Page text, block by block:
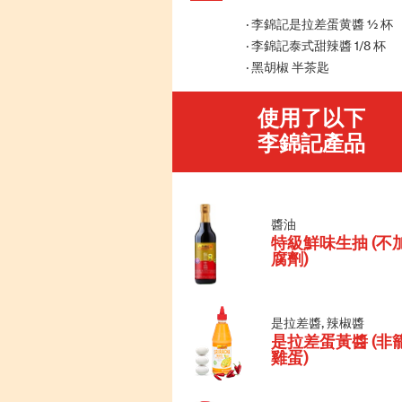
李錦記是拉差蛋黄醬 ½ 杯
李錦記泰式甜辣醬 1/8 杯
黑胡椒 半茶匙
使用了以下
李錦記產品
醬油
特級鮮味生抽 (不
腐劑)
是拉差醬, 辣椒醬
是拉差蛋黃醬 (非
雞蛋)